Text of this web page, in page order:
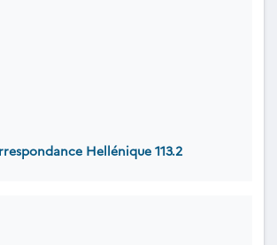
Hellénique 113.2